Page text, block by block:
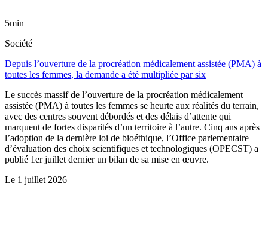
5min
Société
Depuis l’ouverture de la procréation médicalement assistée (PMA) à
toutes les femmes, la demande a été multipliée par six
Le succès massif de l’ouverture de la procréation médicalement
assistée (PMA) à toutes les femmes se heurte aux réalités du terrain,
avec des centres souvent débordés et des délais d’attente qui
marquent de fortes disparités d’un territoire à l’autre. Cinq ans après
l’adoption de la dernière loi de bioéthique, l’Office parlementaire
d’évaluation des choix scientifiques et technologiques (OPECST) a
publié 1er juillet dernier un bilan de sa mise en œuvre.
Le 1 juillet 2026